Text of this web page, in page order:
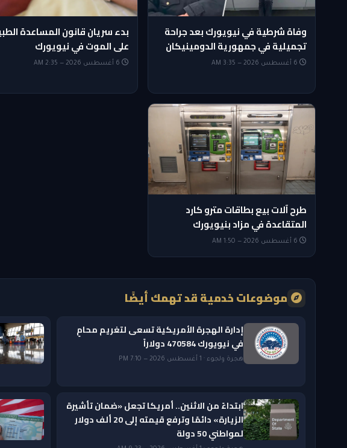
وفاة شرطية في نيويورك بعد جراحة
تجميلية في جمهورية الدومينيكان
بدء سريان قانون المساعدة
على الموت في نيويورك
طرح آلات بيع بطاقات مترو كارد
المتقاعدة في مزاد بنيويورك
موضوعات خدمية قد تهمك أيضًا
إدارة الهجرة الأمريكية تسعى لتغريم محامٍ
في نيويورك 470584 دولاراً
هجرة ولجوء · 1 أغسطس 2026 — 7:10 PM
ابتداءً من الاثنين.. أمريكا تجعل «ضمان تأشيرة
الزيارة» دائمًا وترفع قيمته إلى 20 ألف دولار
لمواطني 50 دولة